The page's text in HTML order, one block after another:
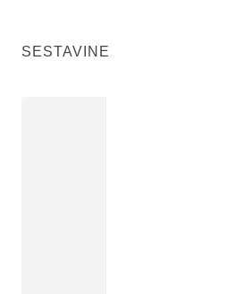
SESTAVINE